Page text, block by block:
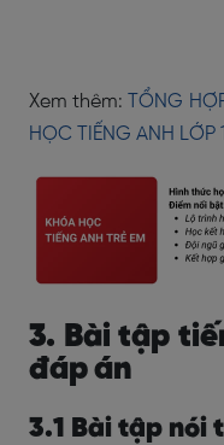
Xem thêm:
TỔNG
HỌC TIẾNG ANH LỚP 1
3. Bài tập
đáp án
3.1 Bài tập nói